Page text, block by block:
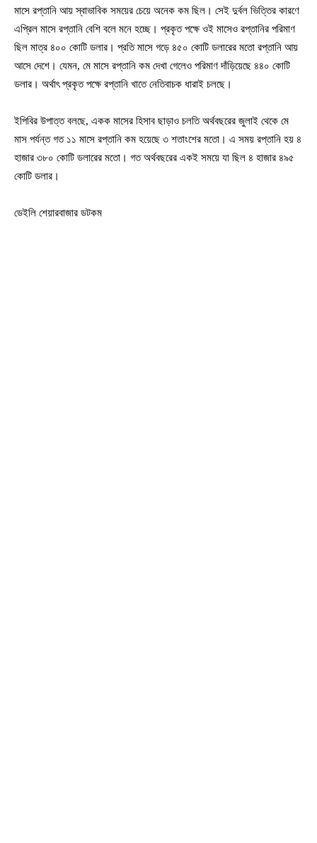
মাসে রপ্তানি আয় স্বাভাবিক সময়ের চেয়ে অনেক কম ছিল। সেই দুর্বল ভিত্তির কারণে
এপ্রিল মাসে রপ্তানি বেশি বলে মনে হচ্ছে। প্রকৃত পক্ষে ওই মাসেও রপ্তানির পরিমাণ
ছিল মাত্র ৪০০ কোটি ডলার। প্রতি মাসে গড়ে ৪৫০ কোটি ডলারের মতো রপ্তানি আয়
আসে দেশে। যেমন, মে মাসে রপ্তানি কম দেখা গেলেও পরিমাণ দাঁড়িয়েছে ৪৪০ কোটি
ডলার। অর্থাৎ প্রকৃত পক্ষে রপ্তানি খাতে নেতিবাচক ধারাই চলছে।
ইপিবির উপাত্ত বলছে, একক মাসের হিসাব ছাড়াও চলতি অর্থবছরের জুলাই থেকে মে
মাস পর্যন্ত গত ১১ মাসে রপ্তানি কম হয়েছে ৩ শতাংশের মতো। এ সময় রপ্তানি হয় ৪
হাজার ৩৮০ কোটি ডলারের মতো। গত অর্থবছরের একই সময়ে যা ছিল ৪ হাজার ৪৯৫
কোটি ডলার।
ডেইলি শেয়ারবাজার ডটকম